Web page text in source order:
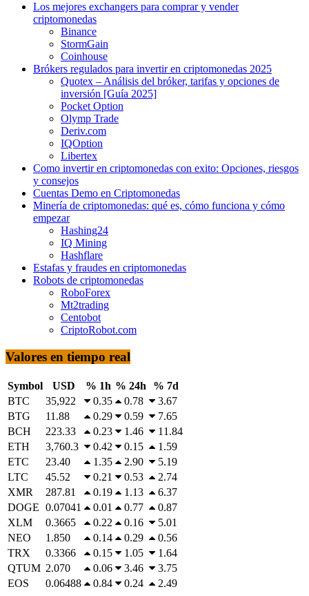
Los mejores exchangers para comprar y vender
criptomonedas
Binance
StormGain
Coinhouse
Brókers regulados para invertir en criptomonedas 2025
Quotex – Análisis del bróker, tarifas y opciones de
inversión [Guía 2025]
Pocket Option
Olymp Trade
Deriv.com
IQOption
Libertex
Como invertir en criptomonedas con exito: Opciones, riesgos
y consejos
Cuentas Demo en Criptomonedas
Minería de criptomonedas: qué es, cómo funciona y cómo
empezar
Hashing24
IQ Mining
Hashflare
Estafas y fraudes en criptomonedas
Robots de criptomonedas
RoboForex
Mt2trading
Centobot
CriptoRobot.com
Valores en tiempo real
Symbol USD % 1h % 24h
% 7d
BTC
35,922 0.35 0.78
3.67
BTG
11.88 0.29 0.59
7.65
BCH
223.33 0.23 1.46
11.84
ETH
3,760.3 0.42 0.15
1.59
ETC
23.40 1.35 2.90
5.19
LTC
45.52 0.21 0.53
2.74
XMR
287.81 0.19 1.13
6.37
DOGE 0.07041 0.01 0.77
0.87
XLM
0.3665 0.22 0.16
5.01
NEO
1.850 0.14 0.29
0.56
TRX
0.3366 0.15 1.05
1.64
QTUM 2.070 0.06 3.46
3.75
EOS
0.06488 0.84 0.24 2.49